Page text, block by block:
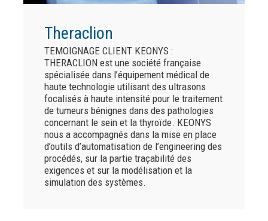
Theraclion
TEMOIGNAGE CLIENT KEONYS :
THERACLION est une société française
spécialisée dans l’équipement médical de
haute technologie utilisant des ultrasons
focalisés à haute intensité pour le traitement
de tumeurs bénignes dans des pathologies
concernant le sein et la thyroïde. KEONYS
nous a accompagnés dans la mise en place
d’outils d’automatisation de l’engineering des
procédés, sur la partie traçabilité des
exigences et sur la modélisation et la
simulation des systèmes.